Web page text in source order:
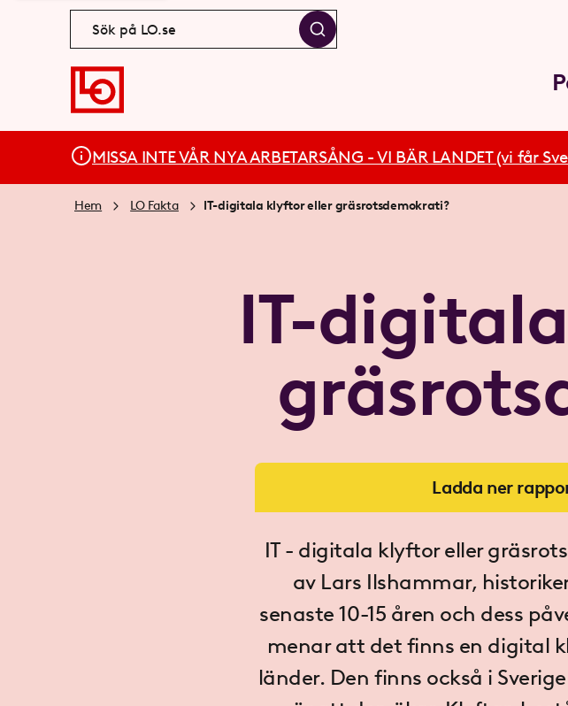
MISSA INTE VÅR NYA ARBETARSÅNG - VI BÄR LANDET (vi får
Hem LO Fakta IT-digitala klyftor eller gräsrotsdemokrati?
IT-
Ladda ner
IT - digitala klyftor eller
av Lars Ilshammar,
senaste 10-15 åren och dess
menar att det finns en digital
länder. Den finns också i